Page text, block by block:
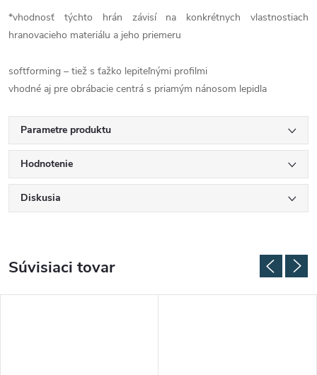
*vhodnosť týchto hrán závisí na konkrétnych vlastnostiach
hranovacieho materiálu a jeho priemeru
softforming – tiež s ťažko lepiteľnými profilmi
vhodné aj pre obrábacie centrá s priamým nánosom lepidla
Parametre produktu
Hodnotenie
Diskusia
Súvisiaci tovar